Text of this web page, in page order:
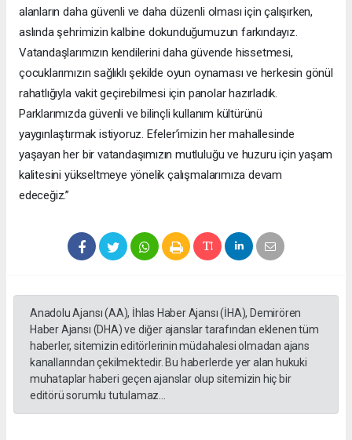
alanların daha güvenli ve daha düzenli olması için çalışırken,
aslında şehrimizin kalbine dokunduğumuzun farkındayız.
Vatandaşlarımızın kendilerini daha güvende hissetmesi,
çocuklarımızın sağlıklı şekilde oyun oynaması ve herkesin gönül
rahatlığıyla vakit geçirebilmesi için panolar hazırladık.
Parklarımızda güvenli ve bilinçli kullanım kültürünü
yaygınlaştırmak istiyoruz. Efeler’imizin her mahallesinde
yaşayan her bir vatandaşımızın mutluluğu ve huzuru için yaşam
kalitesini yükseltmeye yönelik çalışmalarımıza devam
edeceğiz.”
Anadolu Ajansı (AA), İhlas Haber Ajansı (İHA), Demirören
Haber Ajansı (DHA) ve diğer ajanslar tarafından eklenen tüm
haberler, sitemizin editörlerinin müdahalesi olmadan ajans
kanallarından çekilmektedir. Bu haberlerde yer alan hukuki
muhataplar haberi geçen ajanslar olup sitemizin hiç bir
editörü sorumlu tutulamaz...